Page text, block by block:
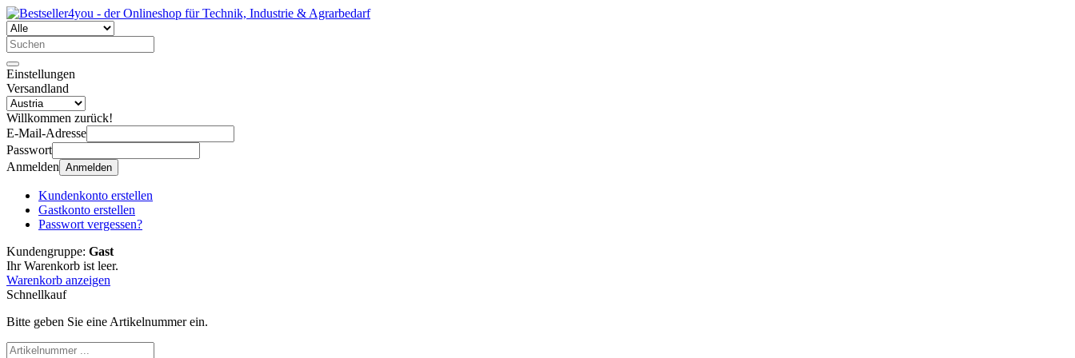
Einstellungen
Versandland
Willkommen zurück!
E-Mail-Adresse
Passwort
Anmelden Anmelden
Kundenkonto erstellen
Gastkonto erstellen
Passwort vergessen?
Kundengruppe: Gast
Ihr Warenkorb ist leer.
Warenkorb anzeigen
Schnellkauf
Bitte geben Sie eine Artikelnummer ein.